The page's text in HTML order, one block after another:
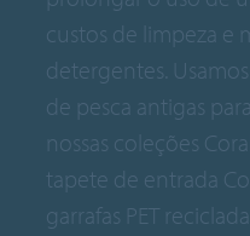
custos de limpeza e
detergentes.
de pesca antigas
nossas coleções
tapete de entrada
garrafas PET